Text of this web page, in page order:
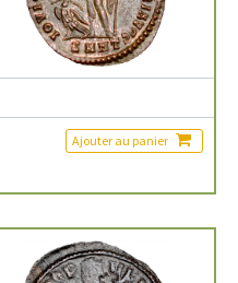
Ajouter au panier